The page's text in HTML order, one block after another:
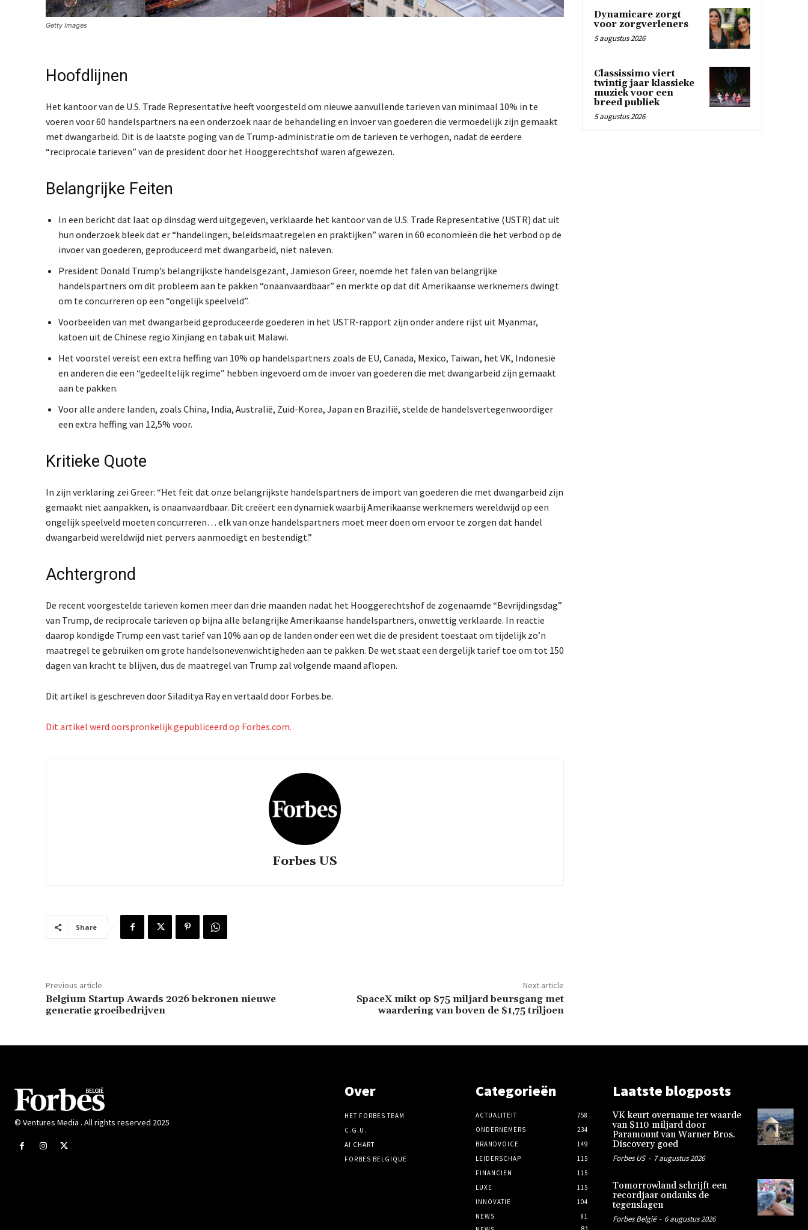
Getty Images
Hoofdlijnen
Het kantoor van de U.S. Trade Representative heeft voorgesteld om nieuwe aanvullende tarieven van minimaal 10% in te
voeren voor 60 handelspartners na een onderzoek naar de behandeling en invoer van goederen die vermoedelijk zijn gemaakt
met dwangarbeid. Dit is de laatste poging van de Trump-administratie om de tarieven te verhogen, nadat de eerdere
“reciprocale tarieven” van de president door het Hooggerechtshof waren afgewezen.
Belangrijke Feiten
In een bericht dat laat op dinsdag werd uitgegeven, verklaarde het kantoor van de U.S. Trade Representative (USTR) dat uit
hun onderzoek bleek dat er “handelingen, beleidsmaatregelen en praktijken” waren in 60 economieën die het verbod op de
invoer van goederen, geproduceerd met dwangarbeid, niet naleven.
President Donald Trump’s belangrijkste handelsgezant, Jamieson Greer, noemde het falen van belangrijke
handelspartners om dit probleem aan te pakken “onaanvaardbaar” en merkte op dat dit Amerikaanse werknemers dwingt
om te concurreren op een “ongelijk speelveld”.
Voorbeelden van met dwangarbeid geproduceerde goederen in het USTR-rapport zijn onder andere rijst uit Myanmar,
katoen uit de Chinese regio Xinjiang en tabak uit Malawi.
Het voorstel vereist een extra heffing van 10% op handelspartners zoals de EU, Canada, Mexico, Taiwan, het VK, Indonesië
en anderen die een “gedeeltelijk regime” hebben ingevoerd om de invoer van goederen die met dwangarbeid zijn gemaakt
aan te pakken.
Voor alle andere landen, zoals China, India, Australië, Zuid-Korea, Japan en Brazilië, stelde de handelsvertegenwoordiger
een extra heffing van 12,5% voor.
Kritieke Quote
In zijn verklaring zei Greer: “Het feit dat onze belangrijkste handelspartners de import van goederen die met dwangarbeid zijn
gemaakt niet aanpakken, is onaanvaardbaar. Dit creëert een dynamiek waarbij Amerikaanse werknemers wereldwijd op een
ongelijk speelveld moeten concurreren… elk van onze handelspartners moet meer doen om ervoor te zorgen dat handel
dwangarbeid wereldwijd niet pervers aanmoedigt en bestendigt.”
Achtergrond
De recent voorgestelde tarieven komen meer dan drie maanden nadat het Hooggerechtshof de zogenaamde “Bevrijdingsdag”
van Trump, de reciprocale tarieven op bijna alle belangrijke Amerikaanse handelspartners, onwettig verklaarde. In reactie
daarop kondigde Trump een vast tarief van 10% aan op de landen onder een wet die de president toestaat om tijdelijk zo’n
maatregel te gebruiken om grote handelsonevenwichtigheden aan te pakken. De wet staat een dergelijk tarief toe om tot 150
dagen van kracht te blijven, dus de maatregel van Trump zal volgende maand aflopen.
Dit artikel is geschreven door Siladitya Ray en vertaald door Forbes.be.
Dit artikel werd oorspronkelijk gepubliceerd op Forbes.com.
Forbes US
Share
Previous article
Belgium Startup Awards 2026 bekronen nieuwe
generatie groeibedrijven
Next article
SpaceX mikt op $75 miljard beursgang met
waardering van boven de $1,75 triljoen
Dynamicare zorgt
voor zorgverleners
5 augustus 2026
Classissimo viert
twintig jaar klassieke
muziek voor een
breed publiek
5 augustus 2026
© Ventures Media . All rights reserved 2025
Over
HET FORBES TEAM
C.G.U.
AI CHART
FORBES BELGIQUE
Categorieën
ACTUALITEIT
758
ONDERNEMERS
234
BRANDVOICE
149
LEIDERSCHAP
115
FINANCIEN
115
LUXE
115
INNOVATIE
104
NEWS
81
Laatste blogposts
VK keurt overname ter waarde
van $110 miljard door
Paramount van Warner Bros.
Discovery goed
Forbes US - 7 augustus 2026
Tomorrowland schrijft een
recordjaar ondanks de
tegenslagen
Forbes België - 6 augustus 2026